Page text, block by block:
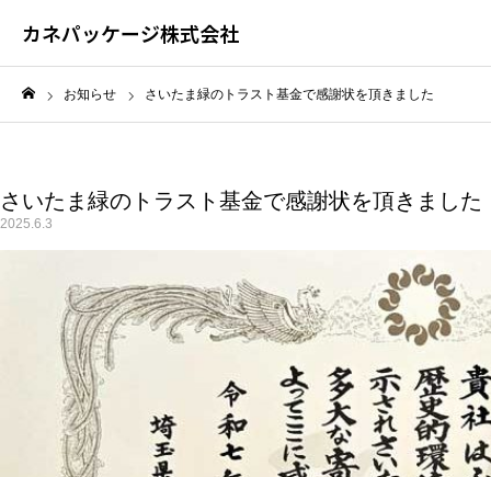
カネパッケージ株式会社
お知らせ さいたま緑のトラスト基金で感謝状を頂きました
さいたま緑のトラスト基金で感謝状を頂きました
2025.6.3